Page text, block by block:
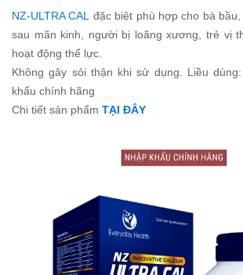
NZ-ULTRA CAL
đặc biệt phù hợp cho bà
sau mãn kinh, người bị loãng xương, trẻ vị
hoạt động thể lực.
Không gây sỏi thận khi sử dụng. Liều
khẩu chính hãng
Chi tiết sản phẩm TẠI ĐÂY